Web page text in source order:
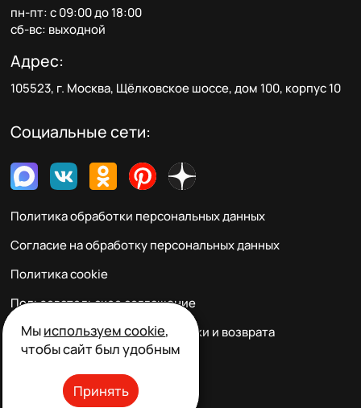
пн-пт: с 09:00 до 18:00
сб-вс: выходной
Адрес:
105523, г. Москва, Щёлковское шоссе, дом 100, корпус 10
Социальные сети:
Политика обработки персональных данных
Согласие на обработку персональных данных
Политика cookie
Пользовательское соглашение
Правила заказа, оплаты, доставки и возврата
Реквизиты и контакты
Мыиспользуем cookie,
чтобы сайт был удобным
Принять